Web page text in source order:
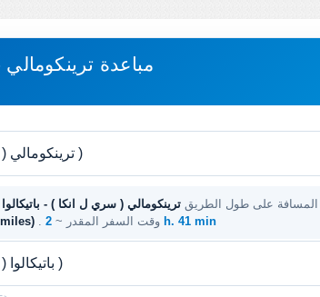
مباعدة ترينكومالي -
المسافة على طول الطريق ترينكومالي ( سري ل انكا ) -
. وقت السفر المقدر ~ 2 h. 41 min